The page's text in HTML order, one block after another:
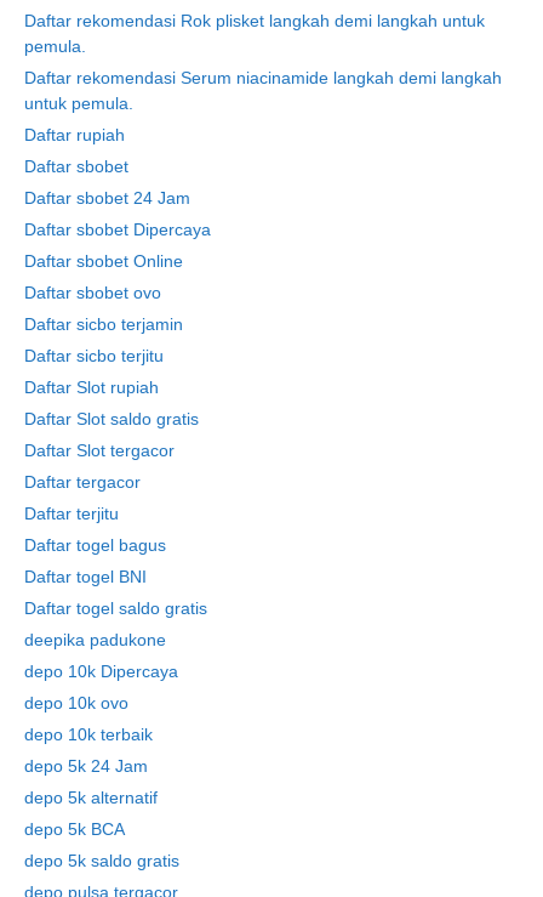
Daftar rekomendasi Rok plisket langkah demi langkah untuk
pemula.
Daftar rekomendasi Serum niacinamide langkah demi langkah
untuk pemula.
Daftar rupiah
Daftar sbobet
Daftar sbobet 24 Jam
Daftar sbobet Dipercaya
Daftar sbobet Online
Daftar sbobet ovo
Daftar sicbo terjamin
Daftar sicbo terjitu
Daftar Slot rupiah
Daftar Slot saldo gratis
Daftar Slot tergacor
Daftar tergacor
Daftar terjitu
Daftar togel bagus
Daftar togel BNI
Daftar togel saldo gratis
deepika padukone
depo 10k Dipercaya
depo 10k ovo
depo 10k terbaik
depo 5k 24 Jam
depo 5k alternatif
depo 5k BCA
depo 5k saldo gratis
depo pulsa tergacor